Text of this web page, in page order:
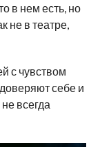
в нем есть, но
не в театре,
с чувством
себе и
всегда